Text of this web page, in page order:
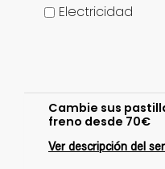
Electricidad
Cambie sus
freno desde 70€
Ver descripción del